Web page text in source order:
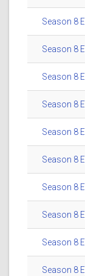
Season 8
Season 8
Season 8
Season 8
Season 8
Season 8
Season 8
Season 8
Season 8
Season 8